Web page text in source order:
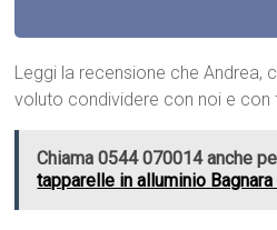
Leggi la recensione che Andrea,
voluto condividere con noi e con
Chiama 0544 070014 anche
tapparelle in alluminio